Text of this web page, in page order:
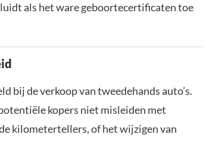
als het ware geboortecertificaten toe
bij de verkoop van tweedehands auto’s.
kopers niet misleiden met
kilometertellers, of het wijzigen van